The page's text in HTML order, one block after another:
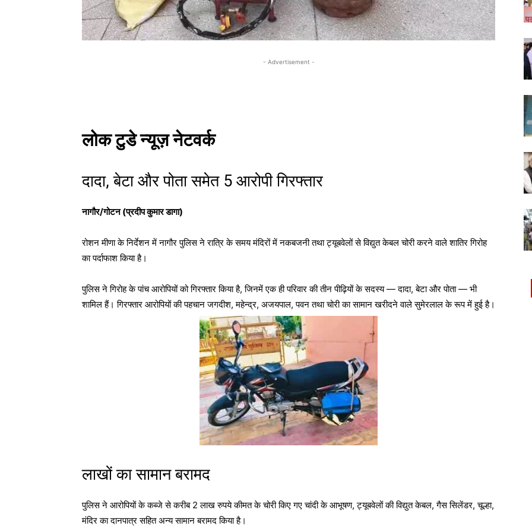
- Advertisement -
लोक टुडे न्यूज़ नेटवर्क
दादा, बेटा और पोता समेत 5 आरोपी गिरफ्तार
नागौर/गोटन (प्रदीप कुमार डागा)
रोशन मीणाके निर्देशन मेंनागौर पुलिसने रात्रि के समय मंदिरों में नकबजनी तथा ट्यूबवेलों से विद्युत केबल चोरी करने वाले शातिर गिरोह
का पर्दाफाश किया है।
पुलिस ने गिरोह के पांच आरोपियों को गिरफ्तार किया है, जिनमें एक ही परिवार की तीन पीढ़ियों के सदस्य — दादा, बेटा और पोता — भी
शामिल हैं। गिरफ्तार आरोपियों की पहचानजगदीश,महेन्द्र, अजयपाल,पवनतथा चोरी का सामान खरीदने वालेसुमेरलालके रूप में हुई है।
लाखों का सामान बरामद
पुलिस ने आरोपियों के कब्जे से करीब 2 लाख रुपये कीमत के चोरी किए गए चांदी के आभूषण, ट्यूबवेलों की विद्युत केबल, गैस सिलेंडर, चूल्हा,
मंदिर का दानपात्र सहित अन्य सामान बरामद किया है।